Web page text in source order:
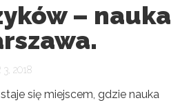
– nauka
2018
się miejscem, gdzie nauka